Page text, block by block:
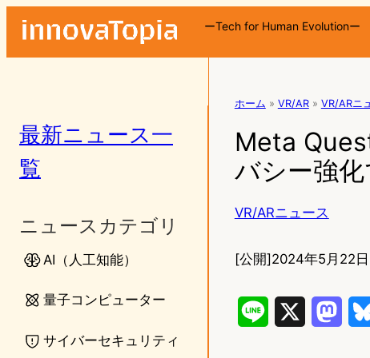
ーTech for Human Evolutionー
最新ニュース一
覧
ニュースカテゴリ
AI（人工知能）
量子コンピューター
サイバーセキュリティ
ホーム » VR/AR » VR/ARニ
Meta
バシー強
VR/ARニュース
[公開]2024年5月22